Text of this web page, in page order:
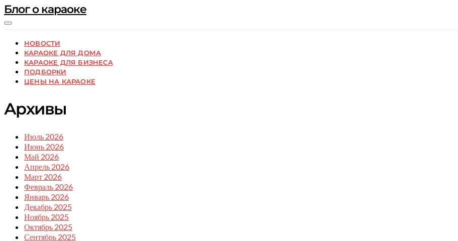
Блог о караоке
НОВОСТИ
КАРАОКЕ ДЛЯ ДОМА
КАРАОКЕ ДЛЯ БИЗНЕСА
ПОДБОРКИ
ЦЕНЫ НА КАРАОКЕ
Архивы
Июль 2026
Июнь 2026
Май 2026
Апрель 2026
Март 2026
Февраль 2026
Январь 2026
Декабрь 2025
Ноябрь 2025
Октябрь 2025
Сентябрь 2025